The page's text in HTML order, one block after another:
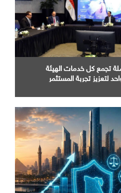
تجمع كل خدمات الهيئة
لتعزيز تجربة المستثمر